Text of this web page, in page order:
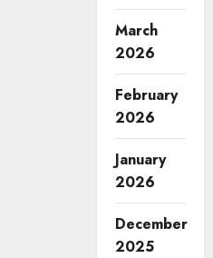
March
2026
February
2026
January
2026
December
2025